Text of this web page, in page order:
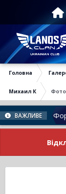
Головна
Михаил К
ВАЖЛИВЕ
Новини Форуму